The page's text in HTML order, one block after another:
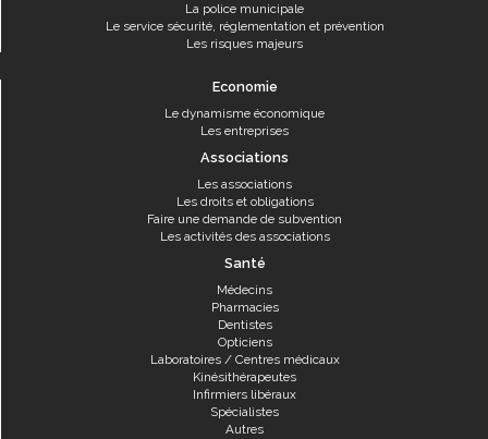
La police municipale
Le service sécurité, réglementation et prévention
Les risques majeurs
Economie
Le dynamisme économique
Les entreprises
Associations
Les associations
Les droits et obligations
Faire une demande de subvention
Les activités des associations
Santé
Médecins
Pharmacies
Dentistes
Opticiens
Laboratoires / Centres médicaux
Kinésithérapeutes
Infirmiers libéraux
Spécialistes
Autres